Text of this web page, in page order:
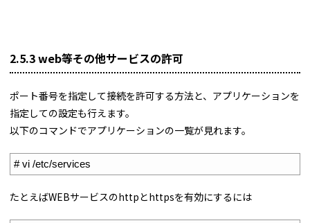
2.5.3 web等その他サービスの許可
ポート番号を指定して接続を許可する方法と、アプリケーションを
指定しての設定も行えます。
以下のコマンドでアプリケーションの一覧が見れます。
# vi /etc/services
たとえばWEBサービスのhttpとhttpsを有効にするには